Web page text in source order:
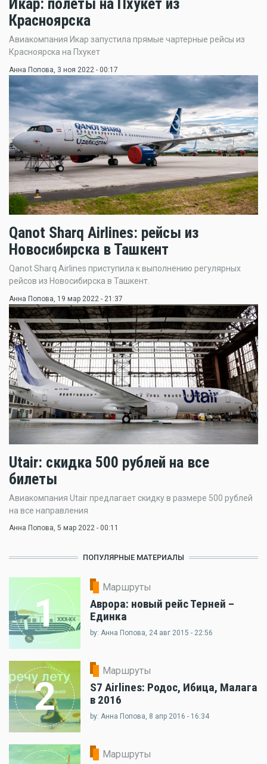
Икар: полёты на Пхукет из
Красноярска
Авиакомпания Икар запустила прямые чартерные рейсы из
Красноярска на Пхукет
Анна Попова , 3 ноя 2022 - 00:17
Qanot Sharq Airlines: рейсы из
Новосибирска в Ташкент
Qanot Sharq Airlines приступила к выполнению регулярных
рейсов из Новосибирска в Ташкент.
Анна Попова, 19 мар 2022 - 21:37
Utair: скидка 500 рублей на все
билеты
Авиакомпания Utair предлагает скидку в размере 500 рублей
на все направления
Анна Попова, 5 мар 2022 - 00:11
ПОПУЛЯРНЫЕ МАТЕРИАЛЫ
1
Маршруты
Аврора: новый рейс Терней –
Единка
by: Анна Попова, 24 авг 2015 - 22:56
2
Маршруты
S7 Airlines: Родос, Ибица, Малага
в 2016
by: Анна Попова, 8 апр 2016 - 16:34
Маршруты